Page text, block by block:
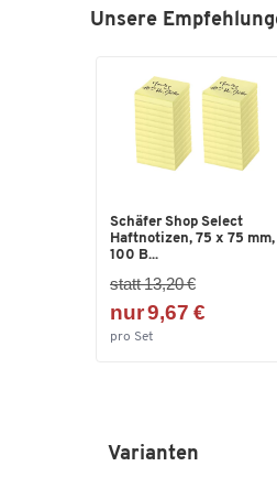
Unsere
Schäfer Shop Select
Haftnotizen, 75 x 75 mm,
100 B...
statt 13,20 €
nur 9,67 €
pro Set
Varianten